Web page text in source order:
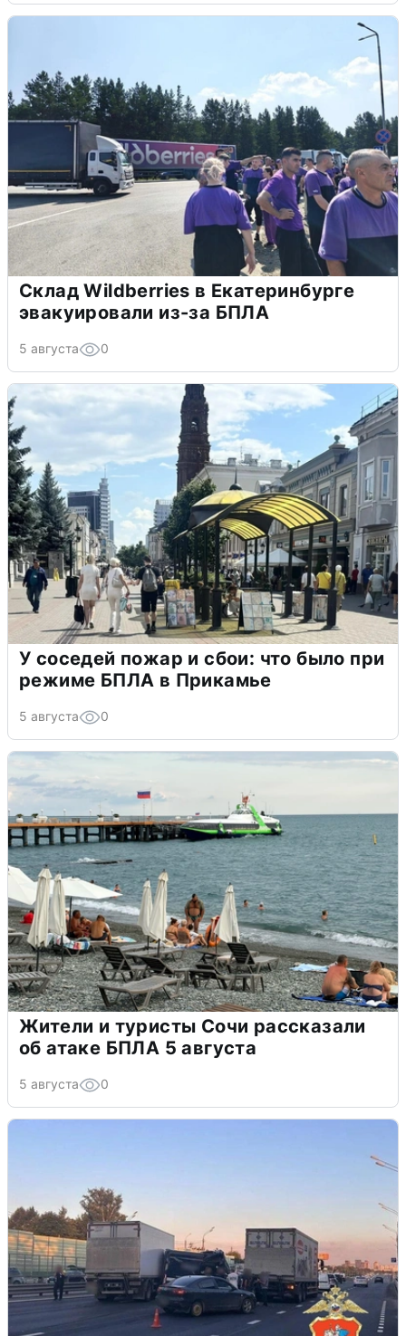
Склад Wildberries в Екатеринбурге
эвакуировали из-за БПЛА
5 августа 0
У соседей пожар и сбои: что было при
режиме БПЛА в Прикамье
5 августа 0
Жители и туристы Сочи рассказали
об атаке БПЛА 5 августа
5 августа 0